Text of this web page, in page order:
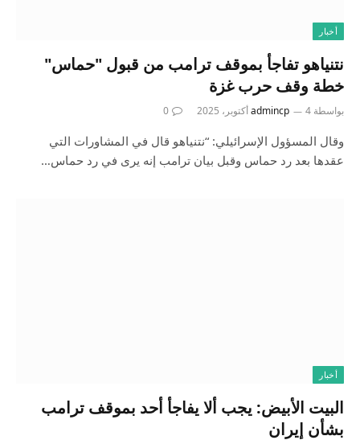
أخبار
نتنياهو تفاجأ بموقف ترامب من قبول "حماس"
خطة وقف حرب غزة
بواسطة admincp 4 أكتوبر، 2025 0
وقال المسؤول الإسرائيلي: “نتنياهو قال في المشاورات التي
عقدها بعد رد حماس وقبل بيان ترامب إنه يرى في رد حماس…
أخبار
البيت الأبيض: يجب ألا يفاجأ أحد بموقف ترامب
بشأن إيران